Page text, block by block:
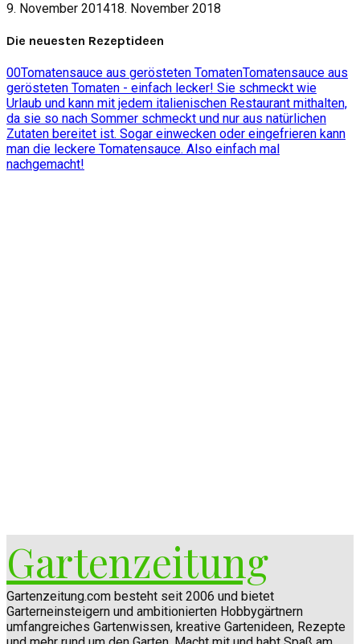
9. November 201418. November 2018
Die neuesten Rezeptideen
00Tomatensauce aus gerösteten TomatenTomatensauce aus
gerösteten Tomaten - einfach lecker! Sie schmeckt wie
Urlaub und kann mit jedem italienischen Restaurant mithalten,
da sie so nach Sommer schmeckt und nur aus natürlichen
Zutaten bereitet ist. Sogar einwecken oder eingefrieren kann
man die leckere Tomatensauce. Also einfach mal
nachgemacht!
Gartenzeitung
Gartenzeitung.com besteht seit 2006 und bietet
Garterneinsteigern und ambitionierten Hobbygärtnern
umfangreiches Gartenwissen, kreative Gartenideen, Rezepte